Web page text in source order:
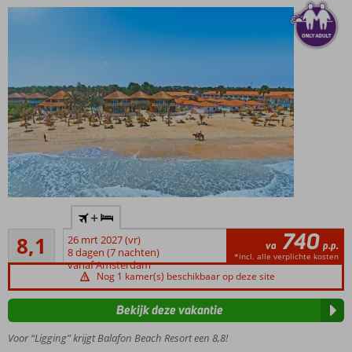
min.
leeftijd
16 jaar
Modern
resort in
Afrikaanse
stijl
8,1
Zeer goed
477
beoordelingen
+
26 mrt 2027 (vr)
8 dagen (7 nachten)
vanaf Amsterdam
va 740 p.p.
*incl. alle verplichte kosten
Nog 1 kamer(s) beschikbaar op deze site
Voor “Ligging” krijgt Balafon Beach Resort een 8,8!
Bekijk deze vakantie